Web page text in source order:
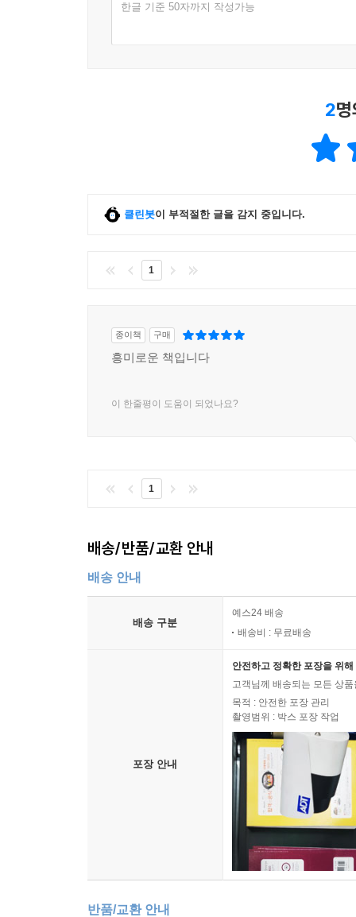
한글 기준 50자까지 작성가능
2
클린봇이 부적절한 글을 감지 중입니다.
1
종이책 구매
흥미로운 책입니다
이 한줄평이 도움이 되었나요?
1
배송/반품/교환 안내
배송 안내
배송 구분
예스24 배송
배송비 : 무료배송
포장 안내
안전하고 정확한 포장을 위
고객님께 배송되는 모든 상
목적 : 안전한 포장 관리
촬영범위 : 박스 포장 작업
반품/교환 안내